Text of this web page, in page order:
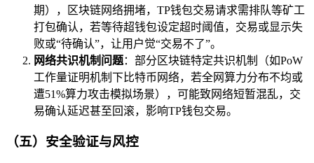
期），区块链网络拥堵，TP钱包交易请求需排队等矿工
打包确认，若等待超钱包设定超时阈值，交易或显示失
败或“待确认”，让用户觉“交易不了”。
网络共识机制问题：部分区块链特定共识机制（如PoW
工作量证明机制下比特币网络，若全网算力分布不均或
遭51%算力攻击模拟场景），可能致网络短暂混乱，交
易确认延迟甚至回滚，影响TP钱包交易。
（五）安全验证与风控